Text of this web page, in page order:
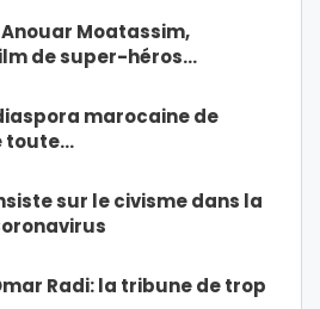
Moatassim,
de super-héros…
marocaine de
toute…
sur le civisme dans la
Radi: la tribune de trop